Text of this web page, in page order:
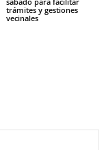
trámites y gestiones
vecinales